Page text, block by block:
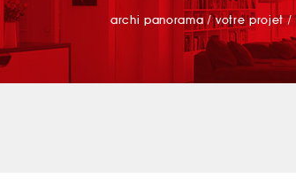
archi panorama /votre projet /